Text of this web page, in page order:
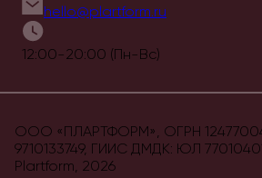
hello@plartform.ru
12:00-20:00 (Пн-Вс)
ООО «ПЛАРТФОРМ», ОГРН
9710133749, ГИИС ДМДК: ЮЛ
Plartform, 2026